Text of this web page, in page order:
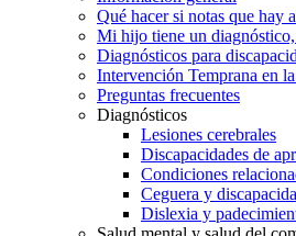
Qué hacer si notas que hay
Mi hijo tiene un
Diagnósticos para
Intervención Temprana en
Preguntas frecuentes
Diagnósticos
Lesiones cerebrales
Discapacidades de
Condiciones
Ceguera y
Dislexia y